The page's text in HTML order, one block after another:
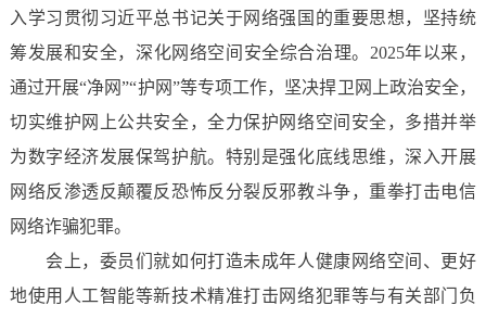
入学习贯彻习近平总书记关于网络强国的重要思想，坚持统
筹发展和安全，深化网络空间安全综合治理。2025年以来，
通过开展“净网”“护网”等专项工作，坚决捍卫网上政治安全，
切实维护网上公共安全，全力保护网络空间安全，多措并举
为数字经济发展保驾护航。特别是强化底线思维，深入开展
网络反渗透反颠覆反恐怖反分裂反邪教斗争，重拳打击电信
网络诈骗犯罪。
会上，委员们就如何打造未成年人健康网络空间、更好
地使用人工智能等新技术精准打击网络犯罪等与有关部门负